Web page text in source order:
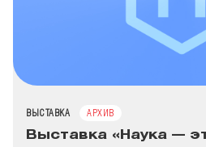
ТИП МЕРОПРИЯТИЯ
ВЫСТАВКА
АРХИВ
Выставка «Наука —